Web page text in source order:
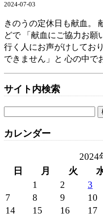
2024-07-03
きのうの定休日も献血。
どで 「献血にご協力お願
行く人にお声がけしてお
できません」と 心の中で
サイト内検索
カレンダー
2024
日
月 火
1
2 3
7
8 9 10
14
15 16 17